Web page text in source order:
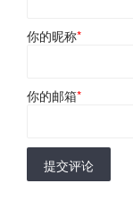
你的昵称*
你的邮箱*
提交评论